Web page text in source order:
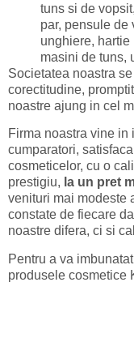
tuns si de
par, pensule de
unghiere, hartie
masini de tuns,
Societatea noastra
corectitudine,
noastre ajung in cel
Firma noastra vine
cumparatori,
cosmeticelor, cu o
prestigiu, la un pret
venituri mai modeste
constate de fiecare
noastre difera, ci si
Pentru a va
produsele cosmetice